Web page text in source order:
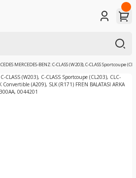
MERCEDES-BENZ: C-CLASS (W203), C-CLASS Sportcoupe